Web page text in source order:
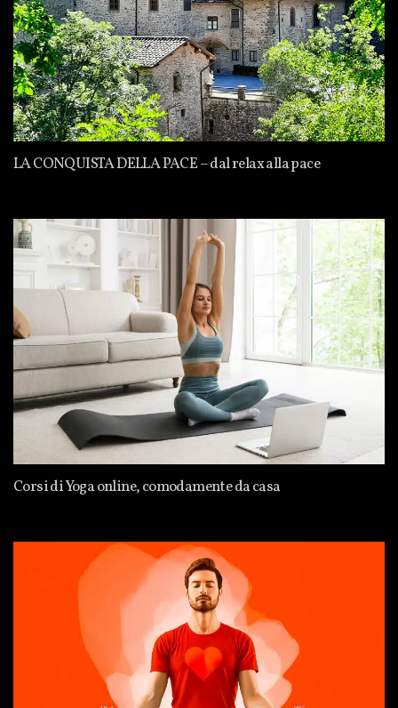
LA CONQUISTA DELLA PACE – dal relax alla pace
Corsi di Yoga online, comodamente da casa